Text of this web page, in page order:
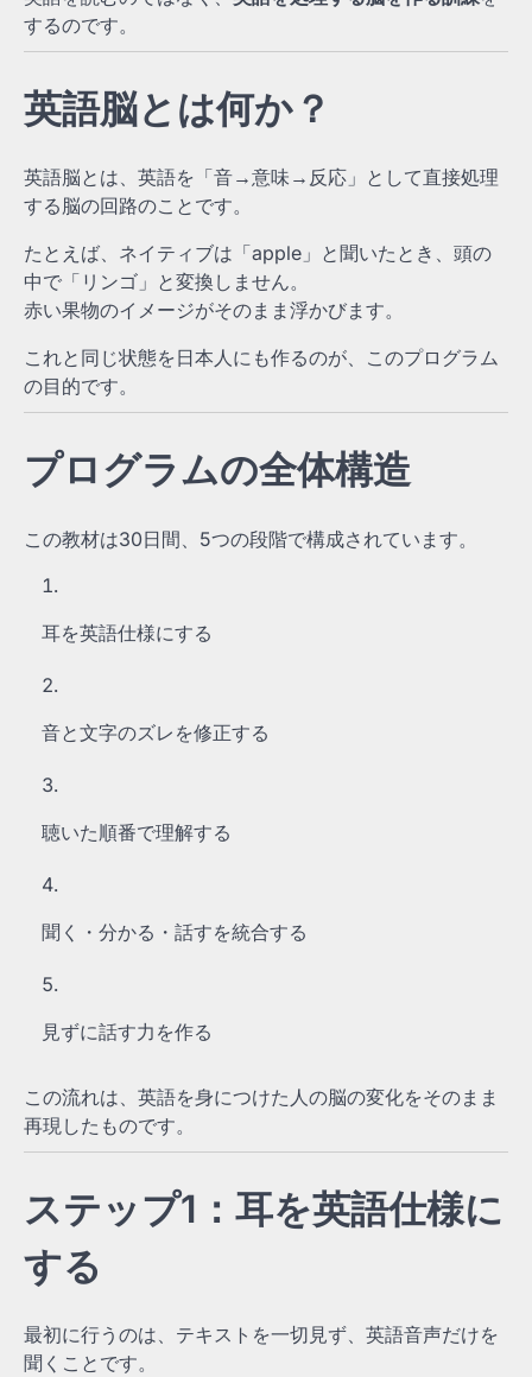
するのです。
英語脳とは何か？
英語脳とは、英語を「音→意味→反応」として直接処理
する脳の回路のことです。
たとえば、ネイティブは「apple」と聞いたとき、頭の
中で「リンゴ」と変換しません。
赤い果物のイメージがそのまま浮かびます。
これと同じ状態を日本人にも作るのが、このプログラム
の目的です。
プログラムの全体構造
この教材は30日間、5つの段階で構成されています。
耳を英語仕様にする
音と文字のズレを修正する
聴いた順番で理解する
聞く・分かる・話すを統合する
見ずに話す力を作る
この流れは、英語を身につけた人の脳の変化をそのまま
再現したものです。
ステップ1：耳を英語仕様に
する
最初に行うのは、テキストを一切見ず、英語音声だけを
聞くことです。